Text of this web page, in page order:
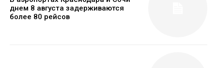
днем 8 августа задерживаются
более 80 рейсов